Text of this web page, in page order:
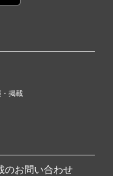
・掲載
のお問い合わせ